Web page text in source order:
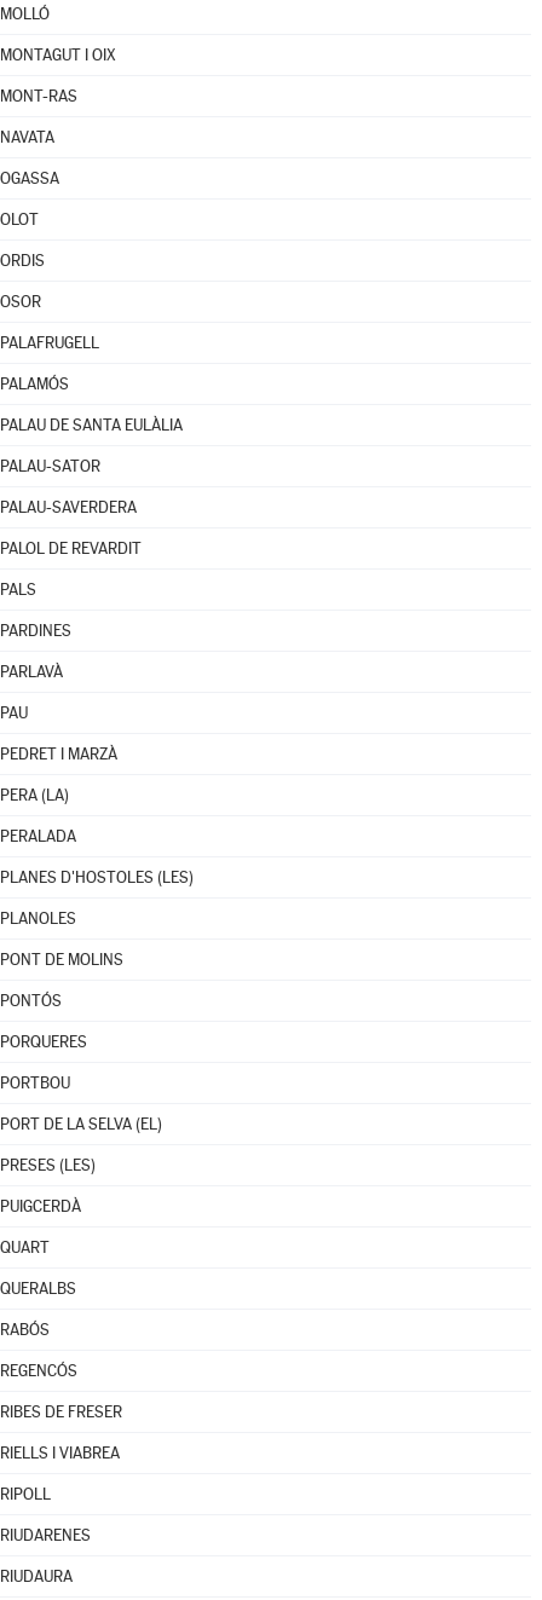
MOLLÓ
MONTAGUT I OIX
MONT-RAS
NAVATA
OGASSA
OLOT
ORDIS
OSOR
PALAFRUGELL
PALAMÓS
PALAU DE SANTA EULÀLIA
PALAU-SATOR
PALAU-SAVERDERA
PALOL DE REVARDIT
PALS
PARDINES
PARLAVÀ
PAU
PEDRET I MARZÀ
PERA (LA)
PERALADA
PLANES D'HOSTOLES (LES)
PLANOLES
PONT DE MOLINS
PONTÓS
PORQUERES
PORTBOU
PORT DE LA SELVA (EL)
PRESES (LES)
PUIGCERDÀ
QUART
QUERALBS
RABÓS
REGENCÓS
RIBES DE FRESER
RIELLS I VIABREA
RIPOLL
RIUDARENES
RIUDAURA